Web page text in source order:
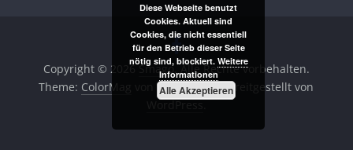
Copyright © 2026Smago. Alle Rechte vorbehalten.
Theme: ColorMag
von ThemeGrill. Bereitgestellt von
WordPress.
Diese Webseite benutzt
Cookies. Aktuell sind
Cookies, die nicht essentiell
für den Betrieb dieser Seite
nötig sind, blockiert. Weitere
Informationen
Alle Akzeptieren